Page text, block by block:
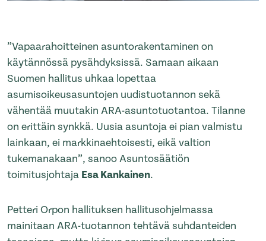
”Vapaarahoitteinen asuntorakentaminen on
käytännössä pysähdyksissä. Samaan aikaan
Suomen hallitus uhkaa lopettaa
asumisoikeusasuntojen uudistuotannon sekä
vähentää muutakin ARA-asuntotuotantoa. Tilanne
on erittäin synkkä. Uusia asuntoja ei pian valmistu
lainkaan, ei markkinaehtoisesti, eikä valtion
tukemanakaan”, sanoo Asuntosäätiön
toimitusjohtaja Esa Kankainen.
Petteri Orpon hallituksen hallitusohjelmassa
mainitaan ARA-tuotannon tehtävä suhdanteiden